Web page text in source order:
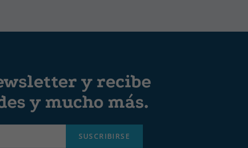
y recibe
y mucho más.
SUSCRIBIRSE